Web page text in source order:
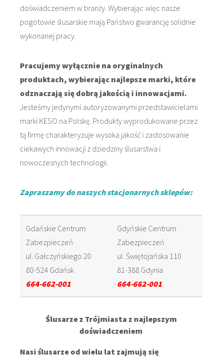
doświadczeniem w branży. Wybierając więc nasze
pogotowie ślusarskie mają Państwo gwarancję solidnie
wykonanej pracy.
Pracujemy wyłącznie na oryginalnych
produktach, wybierając najlepsze marki, które
odznaczają się dobrą jakością i innowacjami.
Jesteśmy jedynymi autoryzowanymi przedstawicielami
marki KESO na Polskę. Produkty wyprodukowane przez
tą firmę charakteryzuje wysoka jakość i zastosowanie
ciekawych innowacji z dziedziny ślusarstwa i
nowoczesnych technologii.
Zapraszamy do naszych stacjonarnych sklepów:
Gdańskie Centrum
Zabezpieczeń
ul. Gałczyńskiego 20
80-524 Gdańsk
664-662-001
Gdyńskie Centrum
Zabezpieczeń
ul. Świętojańska 110
81-388 Gdynia
664-662-001
Ślusarze z Trójmiasta z najlepszym
doświadczeniem
Nasi ślusarze od wielu lat zajmują się